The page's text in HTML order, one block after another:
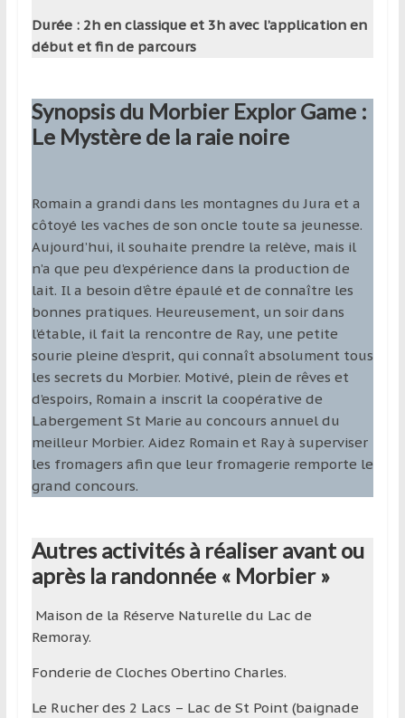
Durée : 2h en classique et 3h avec l’application en
début et fin de parcours
Synopsis du Morbier Explor Game :
Le Mystère de la raie noire
Romain a grandi dans les montagnes du Jura et a
côtoyé les vaches de son oncle toute sa jeunesse.
Aujourd’hui, il souhaite prendre la relève, mais il
n’a que peu d’expérience dans la production de
lait. Il a besoin d’être épaulé et de connaître les
bonnes pratiques. Heureusement, un soir dans
l’étable, il fait la rencontre de Ray, une petite
sourie pleine d’esprit, qui connaît absolument tous
les secrets du Morbier. Motivé, plein de rêves et
d’espoirs, Romain a inscrit la coopérative de
Labergement St Marie au concours annuel du
meilleur Morbier. Aidez Romain et Ray à superviser
les fromagers afin que leur fromagerie remporte le
grand concours.
Autres activités à réaliser avant ou
après la randonnée « Morbier »
Maison de la Réserve Naturelle du Lac de
Remoray.
Fonderie de Cloches Obertino Charles.
Le Rucher des 2 Lacs – Lac de St Point (baignade